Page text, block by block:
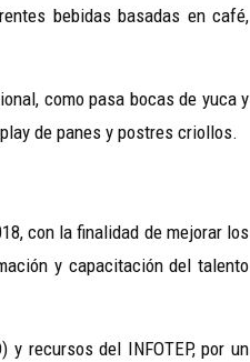
bebidas basadas en café,
como pasa bocas de yuca y
de panes y postres criollos.
con la finalidad de mejorar los
y capacitación del talento
recursos del INFOTEP, por un